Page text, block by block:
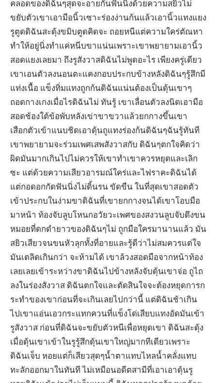
คลอดของดิฉันๆสุดจะอายกันฟันนิ่งด้วยความสยิวไม่
ขยับตัวเขาเอามือนิ้วเซาะร่องง่านก้นแล้วเอานิ้วแทงแยง
รูตูดดิฉันสะดุ้งขมิบตูดคิดจะ ถอยหนีแต่ความใคร่ตัณหา
ทำให้อยู่นิ่งทำแค่หนีบขาแน่นเพราะเขาพยายามเอานิ้ว
สอดแยงเลยมา ถึงรูสังวาสดิฉันไม่พูดอะไร เพียงครู่เดียว
เขาเอนตัวลงนอนตะแคงกอบประกบข้างหลังดิฉันๆรู้สึกมี
แท่งเนื้อ แข็งทิ่มแทงถูกก้นดิฉันแน่นต้องเป็นดุ้นเขาๆ
ถอดกางเกงเมื่อไรดิฉันไม่ ทันรู้ เขาเลื่อนตัวลงนิดเอามือ
สอดช้องใต้ข้อพับหลังเข่าขาขวาแล้วยกกางขึ้นเขา
เสือกตัวเข้าแนบชิดเอาดุ้นถูแทงร่องก้นดิฉันๆฉันรู้ทันที
เขาพยายามจะร่วมเพศเสพสังวาสกับ ดิฉันๆตกใจคิดว่า
ผิดมันมากเกินไปไม่ควรให้เขาทำเขาควรหยุดและเลิก
ซะ แต่ด้วยความเสียวอารมณ์ใคร่และไฟราคะดิฉันได้
แต่กอดอกกัดฟันนิ่งไม่ดิ้นรน ขัดขืน ในที่สุดเขาสอดตัว
เข้าประกบในง่ามขาดิฉันที่เขายกกางจนได้เขาโอบมือ
มาหน้า ท้องจับลูบโหนกอวัยวะเพศของสงวนลูบจับดึงขน
หมอยที่ดกดำยาวของดิฉันๆไม่ ถูกมือใครมานานแล้ว มัน
สยิวเสียวจนขนหัวลุกทั้งที่อายและรู้ดีว่าไม่สมควรแต่ใจ
มันเตลิดเกินกว่า จะห้ามได้ เขาล้วงสอดมือจากหน้าท้อง
เลยเลยเข้าระหว่างขาดิฉันไปข้างหลังจับดุ้นเขาจ่อ ถูไถ
ลงในร่องสังวาส ดิฉันตกใจและตัดสินใจจะต้องหยุดการก
ระทำของเขาก่อนที่จะเกินเลยไปกว่านี้ แต่ดิฉันช้าเกิน
ไปเขาแอ่นเอวกระแทกควนที่แข็งโด่เสียบแทงอัดมันเข้า
รูสังวาส ก่อนที่ดิฉันจะขยับตัวหนีเพื่อหยุดเขา ดิฉันสะดุ้ง
เมื่อดุ้นเขาเข้าในรูรู้สึกดุ้นเขาใหญ่มากทีเดียวเพราะ
ดิฉันเจ็บ หอยแต่ก็เสียวสุดๆน้ำตาแทบไหลน้ำคลั่งแทบ
ทะลักออกมาในทันที ไม่เหมือนอดีตสามีที่เอาเอาดุ้นรู